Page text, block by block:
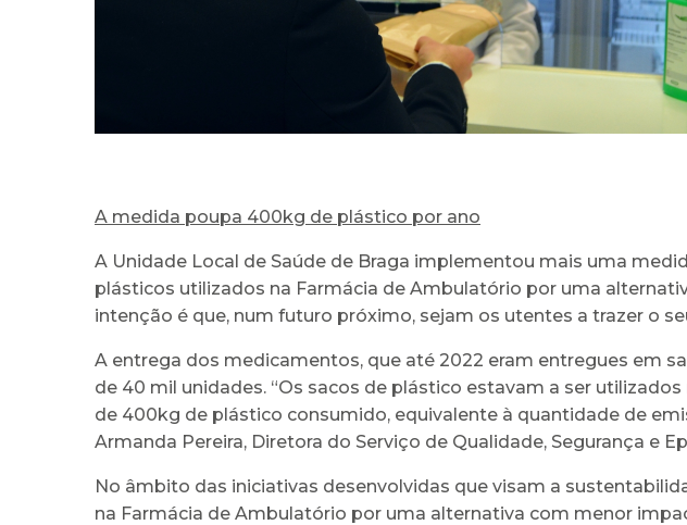
A medida poupa 400kg de plástico por ano
A Unidade Local de Saúde de Braga implementou mais uma
plásticos utilizados na Farmácia de Ambulatório por uma
intenção é que, num futuro próximo, sejam os utentes a trazer o
A entrega dos medicamentos, que até 2022 eram entregues em
de 40 mil unidades. “Os sacos de plástico estavam a ser
de 400kg de plástico consumido, equivalente à quantidade de
Armanda Pereira, Diretora do Serviço de Qualidade, Segurança e
No âmbito das iniciativas desenvolvidas que visam a
na Farmácia de Ambulatório por uma alternativa com menor